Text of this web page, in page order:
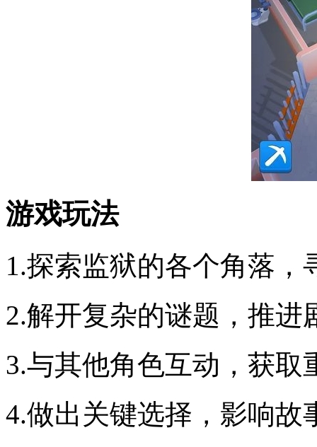
游戏玩法
1.探索监狱的各个角落
2.解开复杂的谜题，推进
3.与其他角色互动，获取
4.做出关键选择，影响故